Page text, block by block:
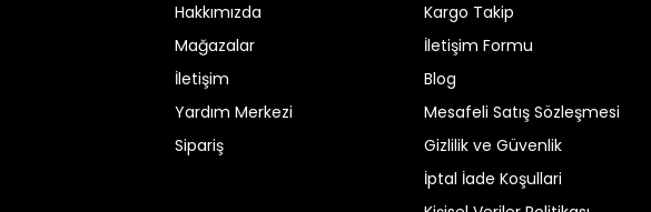
Hakkımızda
Mağazalar
İletişim
Yardım Merkezi
Sipariş
Kargo Takip
İletişim Formu
Blog
Mesafeli Satış Sözleşmesi
Gizlilik ve Güvenlik
İptal İade Koşullari